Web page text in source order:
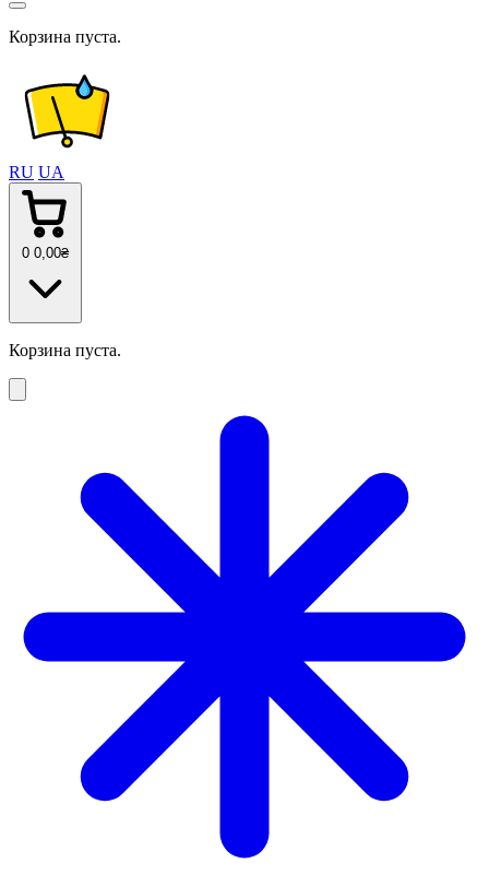
Корзина пуста.
RU UA
0 0 ,00₴
Корзина пуста.